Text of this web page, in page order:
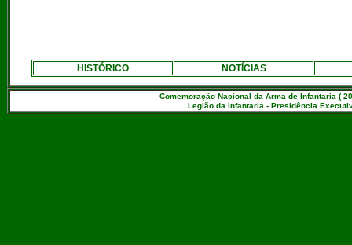
HISTÓRICO NOTÍCIAS
Comemoração Nacional da Arma de Infantaria (
Legião da Infantaria - Presidência